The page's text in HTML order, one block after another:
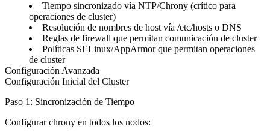
Tiempo sincronizado vía NTP/Chrony (crítico para
operaciones de cluster)
Resolución de nombres de host vía /etc/hosts o DNS
Reglas de firewall que permitan comunicación de cluster
Políticas SELinux/AppArmor que permitan operaciones
de cluster
Configuración Avanzada
Configuración Inicial del Cluster
Paso 1: Sincronización de Tiempo
Configurar chrony en todos los nodos: